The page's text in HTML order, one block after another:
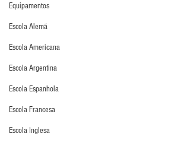
Equipamentos
Escola Alemã
Escola Americana
Escola Argentina
Escola Espanhola
Escola Francesa
Escola Inglesa